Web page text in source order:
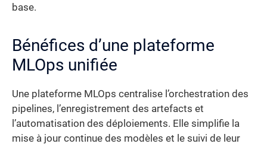
base.
Bénéfices d’une plateforme
MLOps unifiée
Une plateforme MLOps centralise l’orchestration des
pipelines, l’enregistrement des artefacts et
l’automatisation des déploiements. Elle simplifie la
mise à jour continue des modèles et le suivi de leur